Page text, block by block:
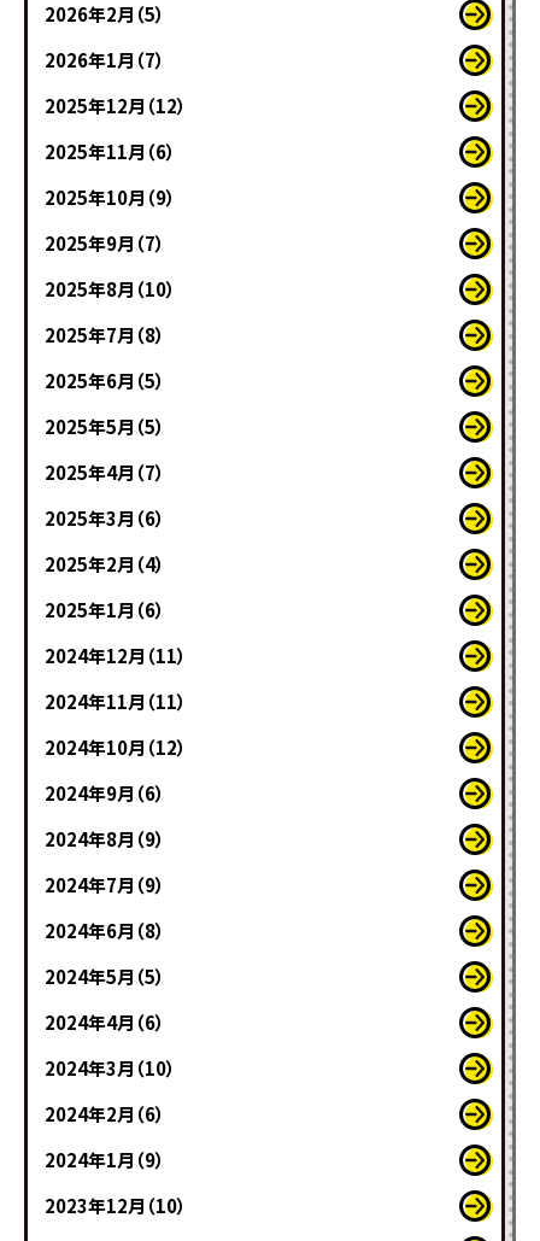
2026年2月（5）
2026年1月（7）
2025年12月（12）
2025年11月（6）
2025年10月（9）
2025年9月（7）
2025年8月（10）
2025年7月（8）
2025年6月（5）
2025年5月（5）
2025年4月（7）
2025年3月（6）
2025年2月（4）
2025年1月（6）
2024年12月（11）
2024年11月（11）
2024年10月（12）
2024年9月（6）
2024年8月（9）
2024年7月（9）
2024年6月（8）
2024年5月（5）
2024年4月（6）
2024年3月（10）
2024年2月（6）
2024年1月（9）
2023年12月（10）